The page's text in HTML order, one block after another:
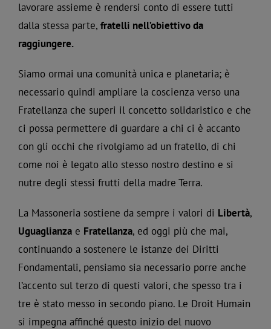
lavorare assieme è rendersi conto di essere tutti
dalla stessa parte, fratelli nell’obiettivo da
raggiungere.
Siamo ormai una comunità unica e planetaria; è
necessario quindi ampliare la coscienza verso una
Fratellanza che superi il concetto solidaristico e che
ci possa permettere di guardare a chi ci è accanto
con gli occhi che rivolgiamo ad un fratello, di chi
come noi è legato allo stesso nostro destino e si
nutre degli stessi frutti della madre Terra.
La Massoneria sostiene da sempre i valori di Libertà,
Uguaglianza e Fratellanza, ed oggi più che mai,
continuando a sostenere le istanze dei Diritti
Fondamentali, pensiamo sia necessario porre anche
l’accento sul terzo di questi valori, che spesso tra i
tre è stato messo in secondo piano. Le Droit Humain
si impegna affinché questo inizio del nuovo